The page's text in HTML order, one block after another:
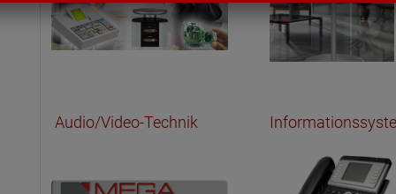
Audio/Video-Technik